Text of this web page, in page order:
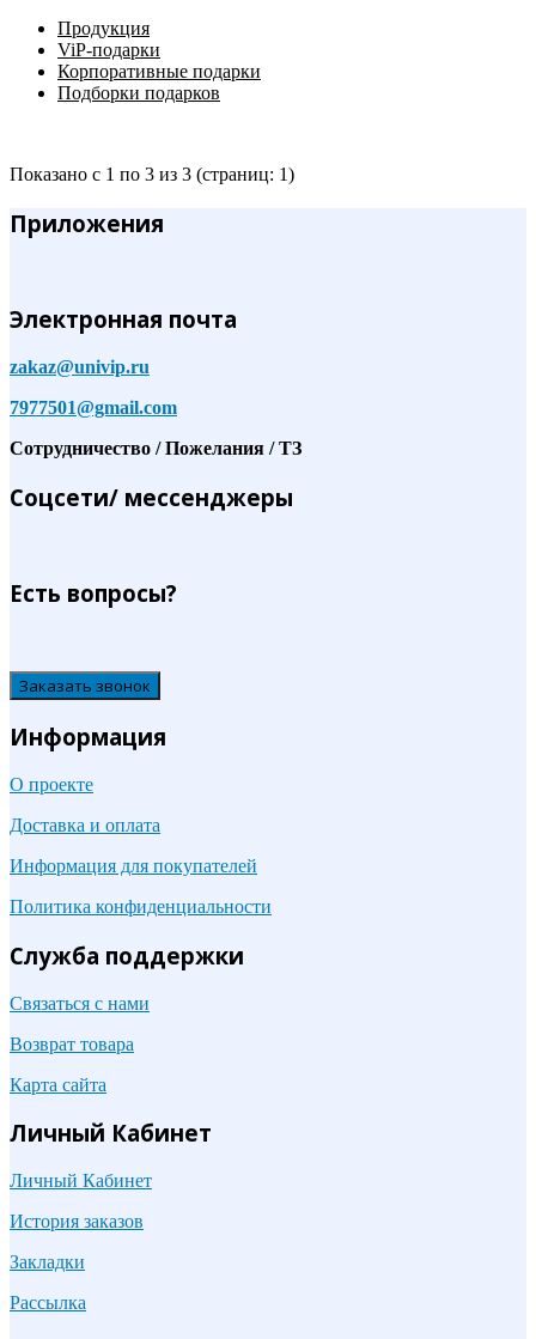
Продукция
ViP-подарки
Корпоративные подарки
Подборки подарков
Показано с 1 по 3 из 3 (страниц: 1)
Приложения
Электронная почта
zakaz@univip.ru
7977501@gmail.com
Сотрудничество / Пожелания / ТЗ
Соцсети/ мессенджеры
Есть вопросы?
Заказать звонок
Информация
О проекте
Доставка и оплата
Информация для покупателей
Политика конфиденциальности
Служба поддержки
Связаться с нами
Возврат товара
Карта сайта
Личный Кабинет
Личный Кабинет
История заказов
Закладки
Рассылка